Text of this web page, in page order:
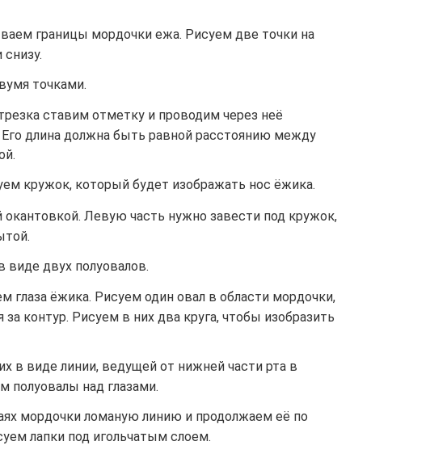
границы мордочки ежа. Рисуем две точки на
точками.
ставим отметку и проводим через неё
Его длина должна быть равной расстоянию между
кружок, который будет изображать нос ёжика.
окантовкой. Левую часть нужно завести под кружок,
двух полуовалов.
глаза ёжика. Рисуем один овал в области мордочки,
за контур. Рисуем в них два круга, чтобы изобразить
в виде линии, ведущей от нижней части рта в
полуовалы над глазами.
мордочки ломаную линию и продолжаем её по
лапки под игольчатым слоем.